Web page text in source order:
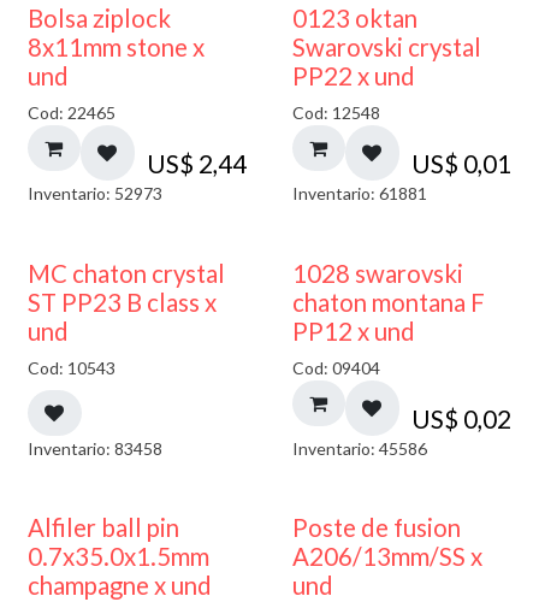
¡NUEVO!
Bolsa ziplock
8x11mm stone x
und
Cod: 22465
US$ 2,44
Inventario: 52973
0123 oktan
Swarovski crystal
PP22 x und
Cod: 12548
US$ 0,01
Inventario: 61881
MC chaton crystal
ST PP23 B class x
und
Cod: 10543
Inventario: 83458
1028 swarovski
chaton montana F
PP12 x und
Cod: 09404
US$ 0,02
Inventario: 45586
Alfiler ball pin
0.7x35.0x1.5mm
champagne x und
Poste de fusion
A206/13mm/SS x
und